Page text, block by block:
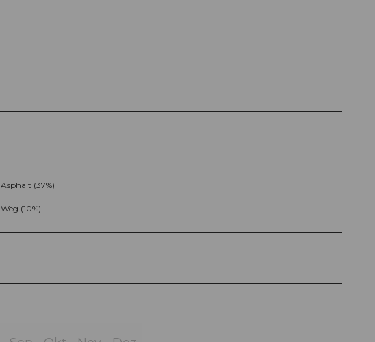
Asphalt (37%)
Weg (10%)